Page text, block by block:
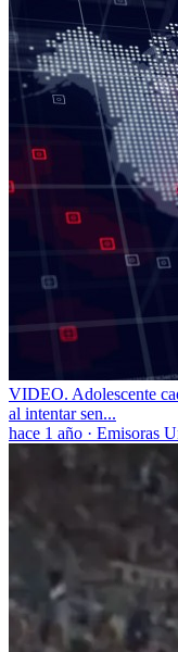
VIDEO. Adolescente
al intentar sen...
hace 1 año · Emisoras